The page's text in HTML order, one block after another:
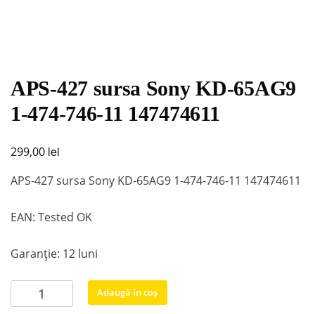
APS-427 sursa Sony KD-65AG9
1-474-746-11 147474611
299,00 lei
APS-427 sursa Sony KD-65AG9 1-474-746-11 147474611
EAN: Tested OK
Garanție: 12 luni
Cantitate
APS-
Adaugă în coș